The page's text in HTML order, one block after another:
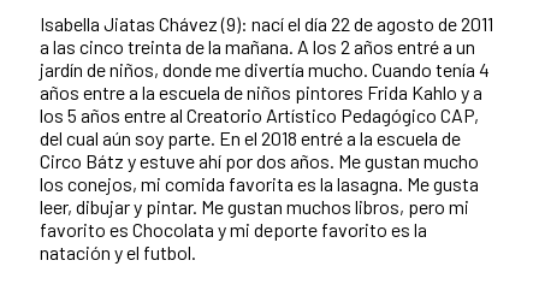
Isabella Jiatas Chávez (9): nací el día 22 de agosto de 2011
a las cinco treinta de la mañana. A los 2 años entré a un
jardín de niños, donde me divertía mucho. Cuando tenía 4
años entre a la escuela de niños pintores Frida Kahlo y a
los 5 años entre al Creatorio Artístico Pedagógico CAP,
del cual aún soy parte. En el 2018 entré a la escuela de
Circo Bátz y estuve ahí por dos años. Me gustan mucho
los conejos, mi comida favorita es la lasagna. Me gusta
leer, dibujar y pintar. Me gustan muchos libros, pero mi
favorito es Chocolata y mi deporte favorito es la
natación y el futbol.